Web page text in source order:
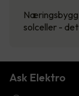
solceller -
Ask Elektro